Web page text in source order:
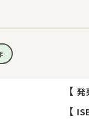
【 発
【